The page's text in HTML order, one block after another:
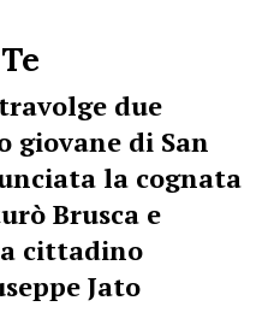
due
di San
la cognata
Brusca e
cittadino
Jato